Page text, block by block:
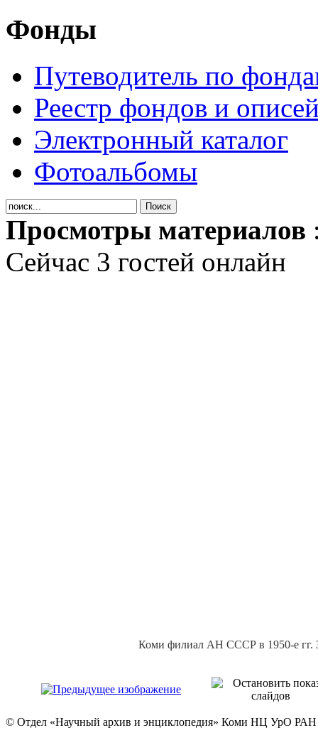
Фонды
Путеводитель по
Реестр фондов и
Электронный каталог
Фотоальбомы
Просмотры материалов
Сейчас 3 гостей онлайн
Коми филиал АН СССР в 1950-е гг.
© Отдел «Научный архив и энциклопедия» Коми НЦ УрО РАН